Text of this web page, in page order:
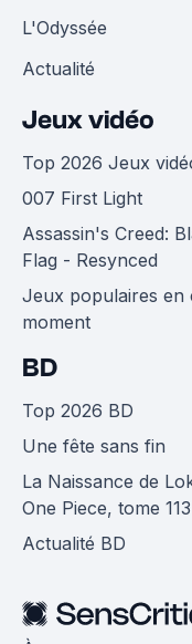
L'Odyssée
Actualité
Jeux vidéo
Top 2026 Jeux
007 First Light
Assassin's Creed:
Flag - Resynced
Jeux populaires en
moment
BD
Top 2026 BD
Une fête sans fin
La Naissance de
One Piece, tome 113
Actualité BD